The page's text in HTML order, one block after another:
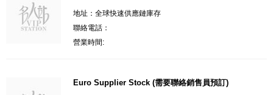
地址：全球快速供應鏈庫存
聯絡電話：
營業時間:
Euro Supplier Stock (需要聯絡銷售員預訂)